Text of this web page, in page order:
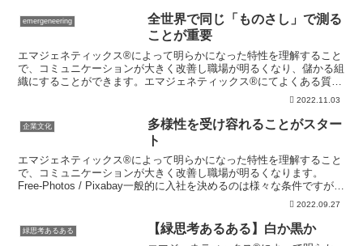
emergeneering
全世界で同じ「ものさし」で測る
ことが重要
エマジェネティックス®によって明らかになった特性を理解すること
で、コミュニケーションが大きく改善し職場が明るくなり、儲かる組
織にすることができます。エマジェネティックス®にてよくある質問
で「日本で一番多い色は何色ですか？」というものがありま...2022.11.03
企業文化
多様性を受け容れることがスター
ト
エマジェネティックス®によって明らかになった特性を理解すること
で、コミュニケーションが大きく改善し職場が明るくなります。
Free-Photos / Pixabay一般的に入社を決めるのは様々な条件ですが、
2022.09.27
緑思考あるある 【緑思考あるある】白か黒か